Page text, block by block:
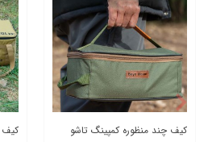
کیف چند منظوره کمپینگ تاشو